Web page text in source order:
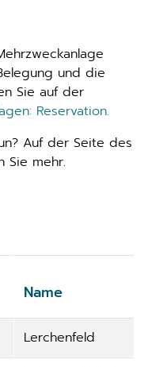
und die
Sie auf der
Reservation.
Auf der Seite des
wird in einem
Sie mehr.
Name
Lerchenfeld